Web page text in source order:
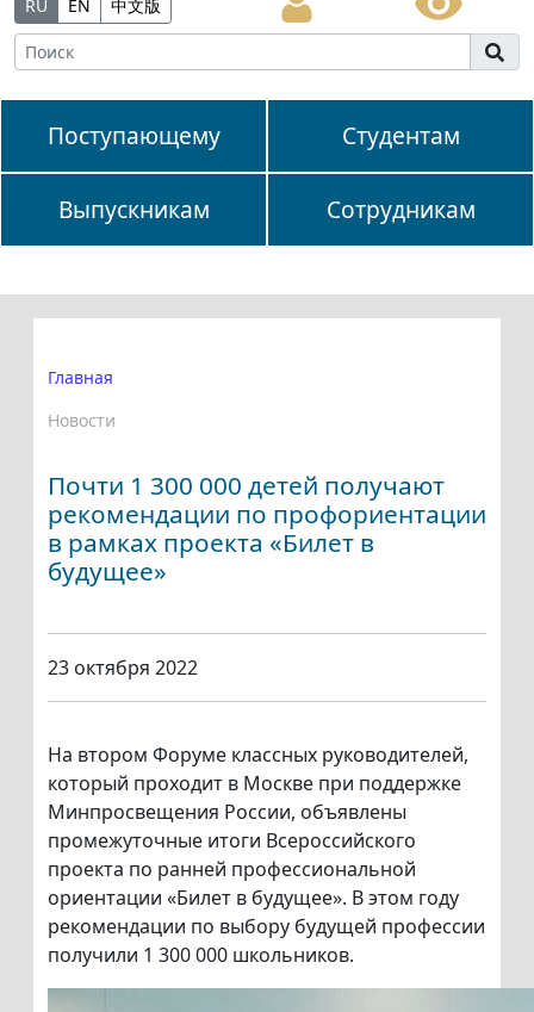
RU EN 中文版
Поступающему Студентам
Выпускникам Сотрудникам
Главная
Новости
Почти 1 300 000 детей получают
рекомендации по профориентации
в рамках проекта «Билет в
будущее»
23 октября 2022
На втором Форуме классных руководителей,
который проходит в Москве при поддержке
Минпросвещения России, объявлены
промежуточные итоги Всероссийского
проекта по ранней профессиональной
ориентации «Билет в будущее». В этом году
рекомендации по выбору будущей профессии
получили 1 300 000 школьников.